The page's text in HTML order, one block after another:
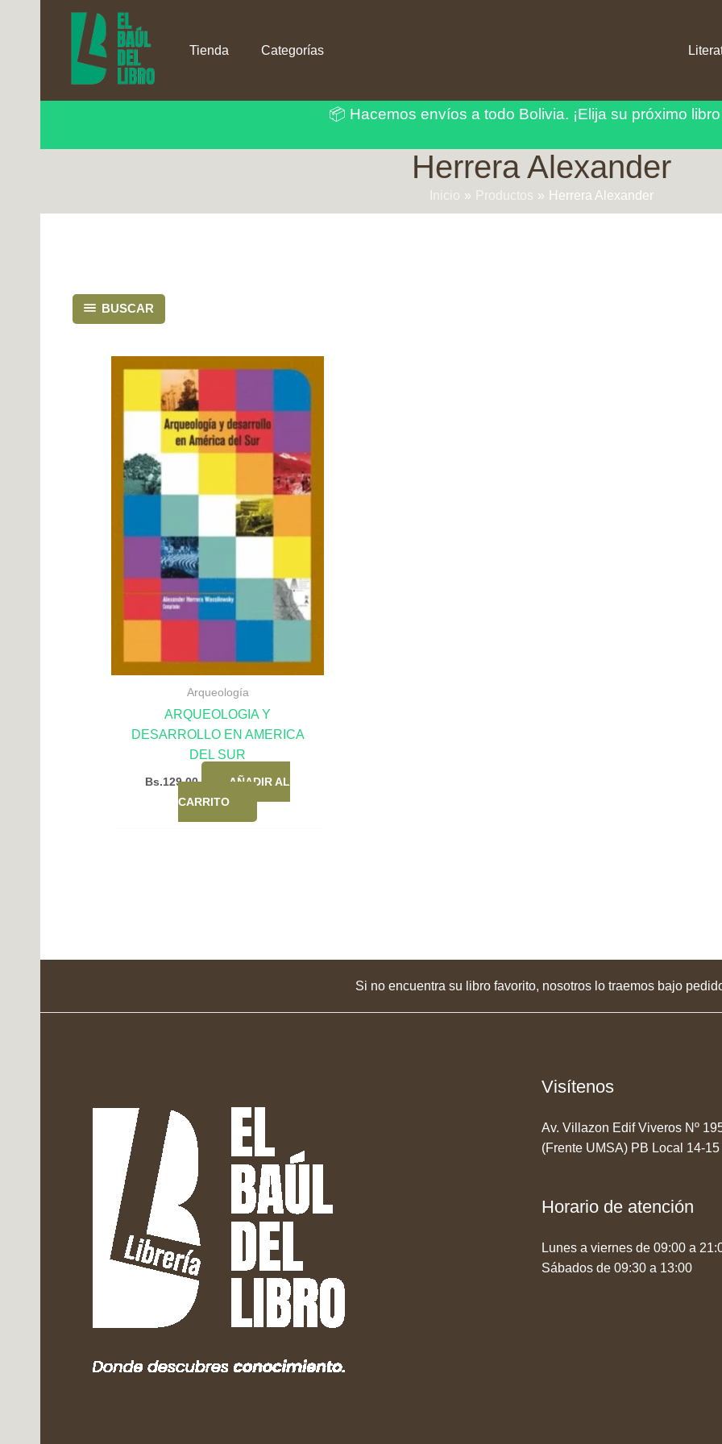
contenido
Tienda Categorías
📦 Hacemos envíos a todo Bolivia. ¡Elija su próximo
Herrera Alexander
Inicio Productos Herrera Alexander
BUSCAR
Arqueología
ARQUEOLOGIA Y
DESARROLLO EN AMERICA
DEL SUR
Bs.129,00
AÑADIR AL
CARRITO
Si no encuentra su libro favorito, nosotros lo traemos bajo
Visítenos
Av. Villazon Edif Viveros Nº
(Frente UMSA) PB Local 14-15
Horario de atención
Lunes a viernes de 09:00 a
Sábados de 09:30 a 13:00